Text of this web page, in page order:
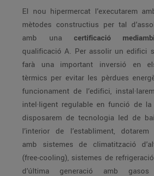
El nou hipermercat l’executarem
mètodes constructius per tal
amb una certificació
qualificació A. Per assolir un edifici
farà una important inversió en
tèrmics per evitar les pèrdues
funcionament de l’edifici,
intel·ligent regulable en funció de
disposarem de tecnologia led de
l’interior de l’establiment, dotarem
amb sistemes de climatització
(free-cooling), sistemes de
d’última generació amb gasos